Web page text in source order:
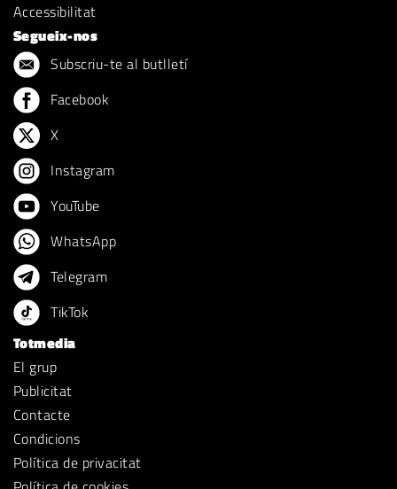
Accessibilitat
Segueix-nos
Subscriu-te al butlletí
Facebook
X
Instagram
YouTube
WhatsApp
Telegram
TikTok
Totmedia
El grup
Publicitat
Contacte
Condicions
Política de privacitat